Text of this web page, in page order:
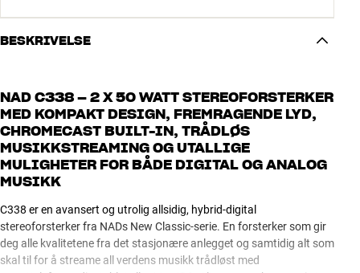
BESKRIVELSE
NAD C338 – 2 X 50 WATT STEREOFORSTERKER
MED KOMPAKT DESIGN, FREMRAGENDE LYD,
CHROMECAST BUILT-IN, TRÅDLØS
MUSIKKSTREAMING OG UTALLIGE
MULIGHETER FOR BÅDE DIGITAL OG ANALOG
MUSIKK
C338 er en avansert og utrolig allsidig, hybrid-digital
stereoforsterker fra NADs New Classic-serie. En forsterker som gir
deg alle kvalitetene fra det stasjonære anlegget og samtidig alt som
skal til for å streame all verdens musikk trådløst med